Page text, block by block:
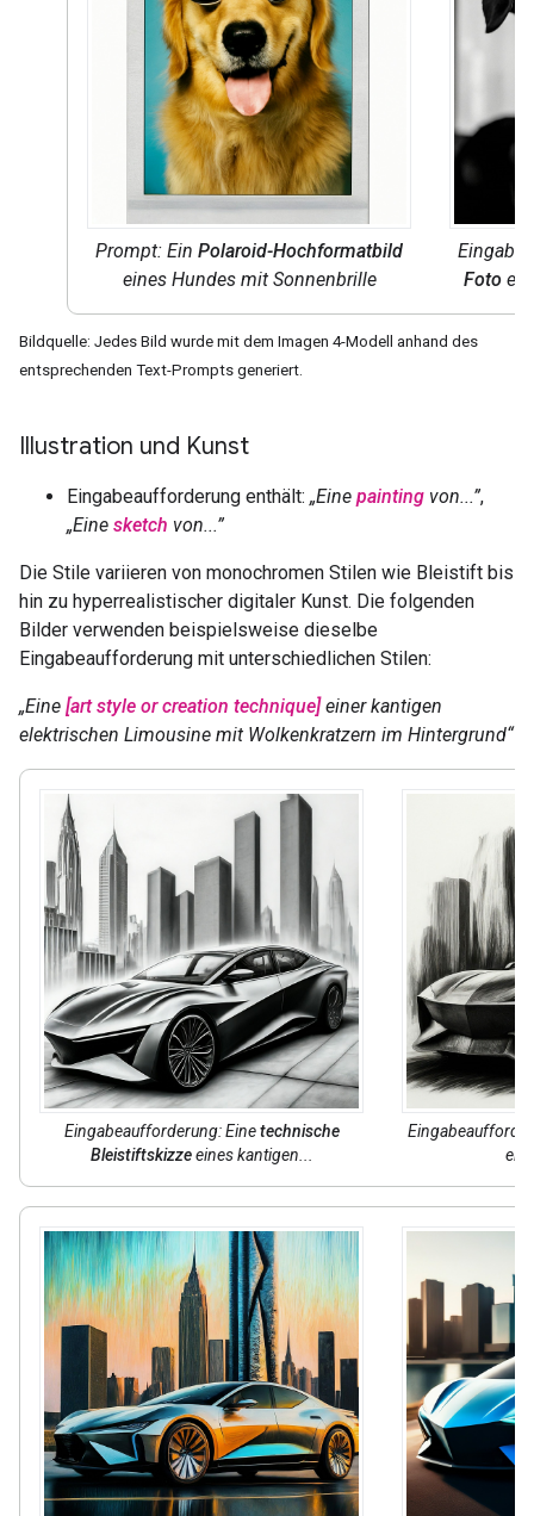
Prompt: Ein Polaroid-Hochformatbild
eines Hundes mit Sonnenbrille
Foto
Bildquelle: Jedes Bild wurde mit dem Imagen 4-Modell anhand des
entsprechenden Text-Prompts generiert.
Illustration und Kunst
Eingabeaufforderung enthält: „Eine painting von...”,
„Eine sketch von...”
Die Stile variieren von monochromen Stilen wie Bleistift bis
hin zu hyperrealistischer digitaler Kunst. Die folgenden
Bilder verwenden beispielsweise dieselbe
Eingabeaufforderung mit unterschiedlichen Stilen:
„Eine [art style or creation technique]einer kantigen
elektrischen Limousine mit Wolkenkratzern im Hintergrund“
Eingabeaufforderung: Einetechnische
Bleistiftskizzeeines kantigen...